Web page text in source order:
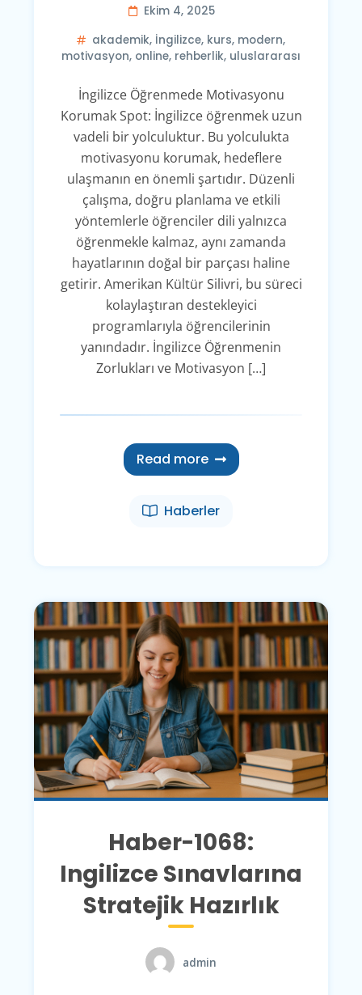
Ekim 4, 2025
akademik, İngilizce, kurs, modern,
motivasyon, online, rehberlik, uluslararası
İngilizce Öğrenmede Motivasyonu
Korumak Spot: İngilizce öğrenmek uzun
vadeli bir yolculuktur. Bu yolculukta
motivasyonu korumak, hedeflere
ulaşmanın en önemli şartıdır. Düzenli
çalışma, doğru planlama ve etkili
yöntemlerle öğrenciler dili yalnızca
öğrenmekle kalmaz, aynı zamanda
hayatlarının doğal bir parçası haline
getirir. Amerikan Kültür Silivri, bu süreci
kolaylaştıran destekleyici
programlarıyla öğrencilerinin
yanındadır. İngilizce Öğrenmenin
Zorlukları ve Motivasyon […]
Read more
Haberler
Haber-1068:
Ingilizce Sınavlarına
Stratejik Hazırlık
admin